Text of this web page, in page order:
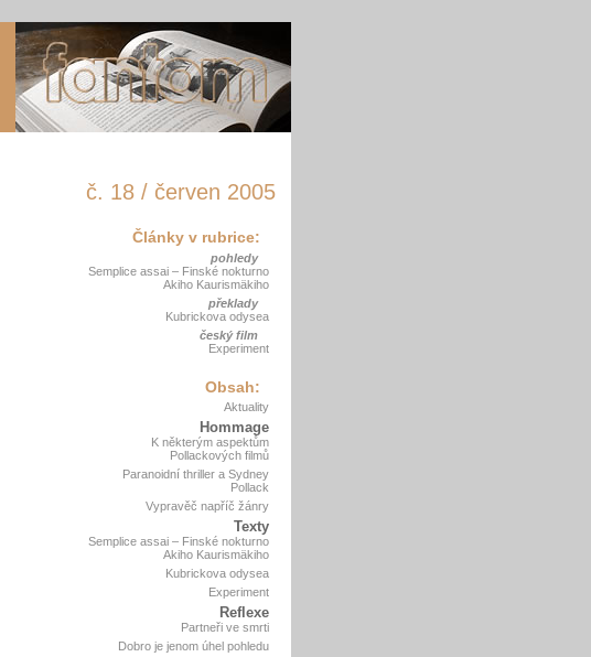
č. 18 / červen 2005
Články v rubrice:
pohledy
Semplice assai – Finské nokturno
Akiho Kaurismäkiho
překlady
Kubrickova odysea
český film
Experiment
Obsah:
Aktuality
Hommage
K některým aspektům
Pollackových filmů
Paranoidní thriller a Sydney
Pollack
Vypravěč napříč žánry
Texty
Semplice assai – Finské nokturno
Akiho Kaurismäkiho
Kubrickova odysea
Experiment
Reflexe
Partneři ve smrti
Dobro je jenom úhel pohledu